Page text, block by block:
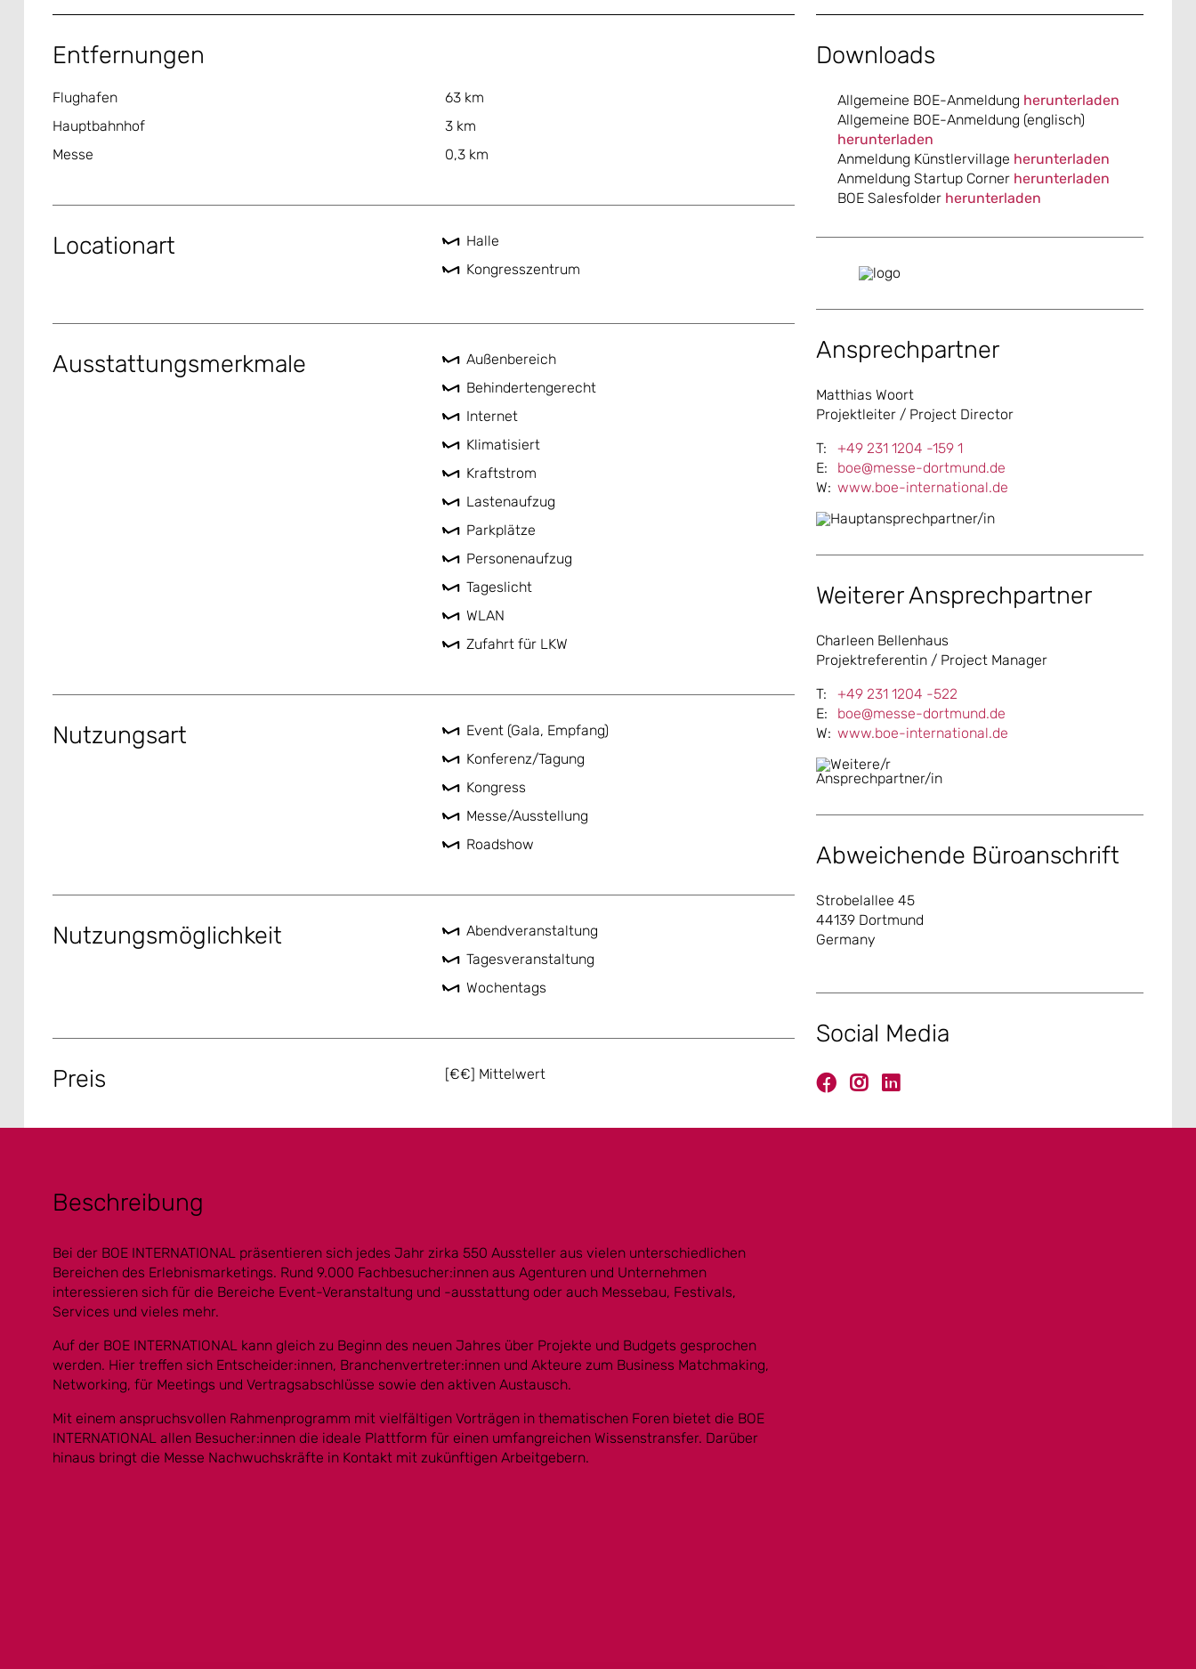
Entfernungen
Flughafen
63 km
Hauptbahnhof
3 km
Messe
0,3 km
Locationart
Halle
Kongresszentrum
Ausstattungsmerkmale
Außenbereich
Behindertengerecht
Internet
Klimatisiert
Kraftstrom
Lastenaufzug
Parkplätze
Personenaufzug
Tageslicht
WLAN
Zufahrt für LKW
Nutzungsart
Event (Gala, Empfang)
Konferenz/Tagung
Kongress
Messe/Ausstellung
Roadshow
Nutzungsmöglichkeit
Abendveranstaltung
Tagesveranstaltung
Wochentags
Preis [€€] Mittelwert
Beschreibung
Bei der BOE INTERNATIONAL präsentieren sich jedes Jahr zirka 550 Aussteller aus vielen unterschiedlichen
Bereichen des Erlebnismarketings. Rund 9.000 Fachbesucher:innen aus Agenturen und Unternehmen
interessieren sich für die Bereiche Event-Veranstaltung und -ausstattung oder auch Messebau, Festivals,
Services und vieles mehr.
Auf der BOE INTERNATIONAL kann gleich zu Beginn des neuen Jahres über Projekte und Budgets gesprochen
werden. Hier treffen sich Entscheider:innen, Branchenvertreter:innen und Akteure zum Business Matchmaking,
Networking, für Meetings und Vertragsabschlüsse sowie den aktiven Austausch.
Mit einem anspruchsvollen Rahmenprogramm mit vielfältigen Vorträgen in thematischen Foren bietet die BOE
INTERNATIONAL allen Besucher:innen die ideale Plattform für einen umfangreichen Wissenstransfer. Darüber
hinaus bringt die Messe Nachwuchskräfte in Kontakt mit zukünftigen Arbeitgebern.
Downloads
Allgemeine BOE-Anmeldung herunterladen
Allgemeine BOE-Anmeldung (englisch)
herunterladen
Anmeldung Künstlervillage herunterladen
Anmeldung Startup Corner herunterladen
BOE Salesfolder herunterladen
Ansprechpartner
Matthias Woort
Projektleiter / Project Director
+49 231 1204 -159 1
boe@messe-dortmund.de
www.boe-international.de
Weiterer Ansprechpartner
Charleen Bellenhaus
Projektreferentin / Project Manager
+49 231 1204 -522
boe@messe-dortmund.de
www.boe-international.de
Abweichende Büroanschrift
Strobelallee 45
44139 Dortmund
Germany
Social Media